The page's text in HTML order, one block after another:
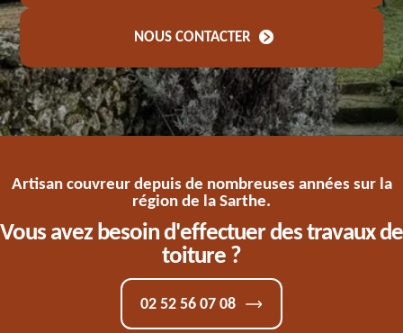
NOUS CONTACTER
Artisan couvreur depuis de nombreuses années sur la
région de la Sarthe.
Vous avez besoin d'effectuer des travaux de
toiture ?
02 52 56 07 08